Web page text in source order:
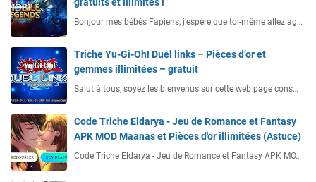
gratuits et illimités !
Bonjour mes bébés Fapiens, j’espère que toi-même allez ag…
Triche Yu-Gi-Oh! Duel links – Pièces d’or et
gemmes illimitées – gratuit
Salut à tous, soyez les bienvenus sur cette web page cons…
Code Triche Eldarya - Jeu de Romance et Fantasy
APK MOD Maanas et Pièces d'or illimitées (Astuce)
Code Triche Eldarya - Jeu de Romance et Fantasy APK MO…